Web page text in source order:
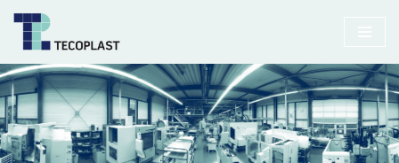
Zum
Inhalt
springen